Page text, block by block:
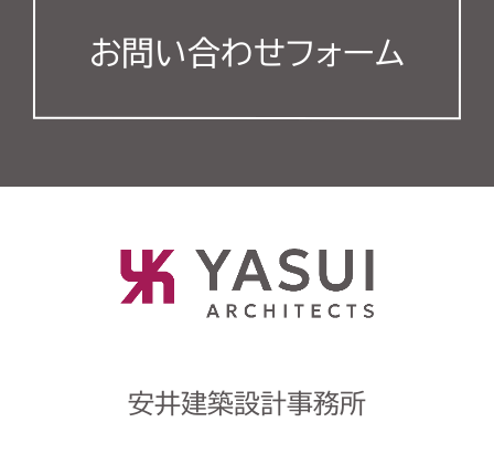
お問い合わせフォーム
安井建築設計事務所